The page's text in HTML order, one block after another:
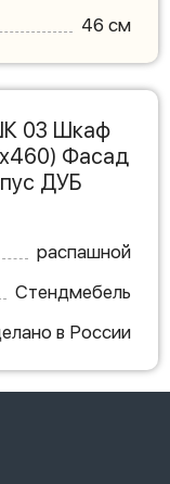
46 см
03 Шкаф
Фасад
ДУБ
распашной
Стендмебель
в России